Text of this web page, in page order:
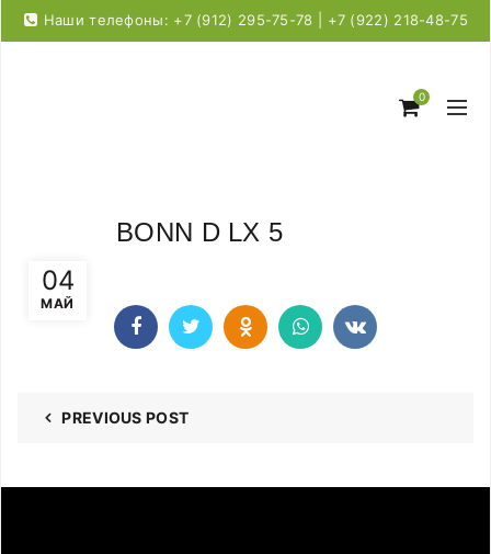
Наши телефоны: +7 (912) 295-75-78 | +7 (922) 218-48-75
0
04
МАЙ
BONN D LX 5
PREVIOUS POST